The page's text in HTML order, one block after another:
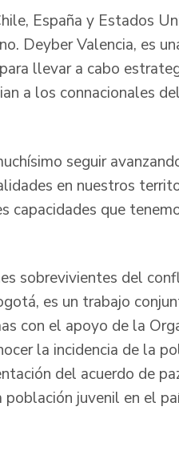
España y Estados
Deyber Valencia, es
llevar a cabo
a los connacionales
seguir
en nuestros
capacidades que
sobrevivientes del
es un trabajo
con el apoyo de la
la incidencia de la
del acuerdo de
juvenil en el